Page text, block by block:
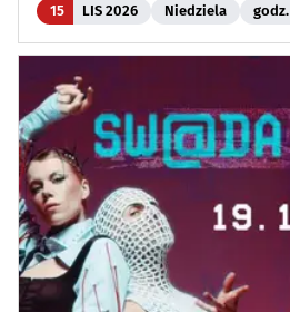
15 LIS 2026 Niedziela